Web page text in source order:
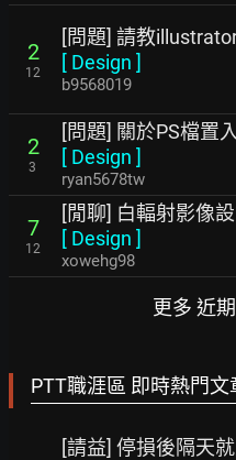
2
12
[問題] 請教
[ Design ]
b9568019
2
3
[問題] 關於PS檔置
[ Design ]
ryan5678tw
7
12
[閒聊] 白輻射影像
[ Design ]
xowehg98
更多 近
PTT職涯區 即時熱門文
[請益] 停損後隔天